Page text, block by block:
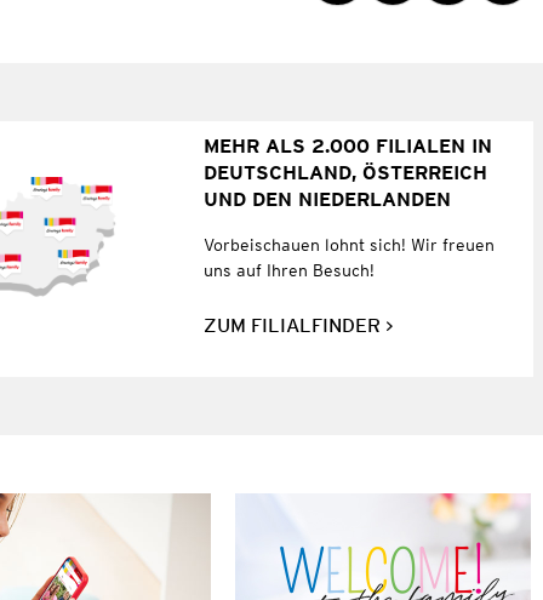
MEHR ALS 2.000 FILIALEN IN
DEUTSCHLAND, ÖSTERREICH
UND DEN NIEDERLANDEN
Vorbeischauen lohnt sich! Wir freuen
uns auf Ihren Besuch!
ZUM FILIALFINDER